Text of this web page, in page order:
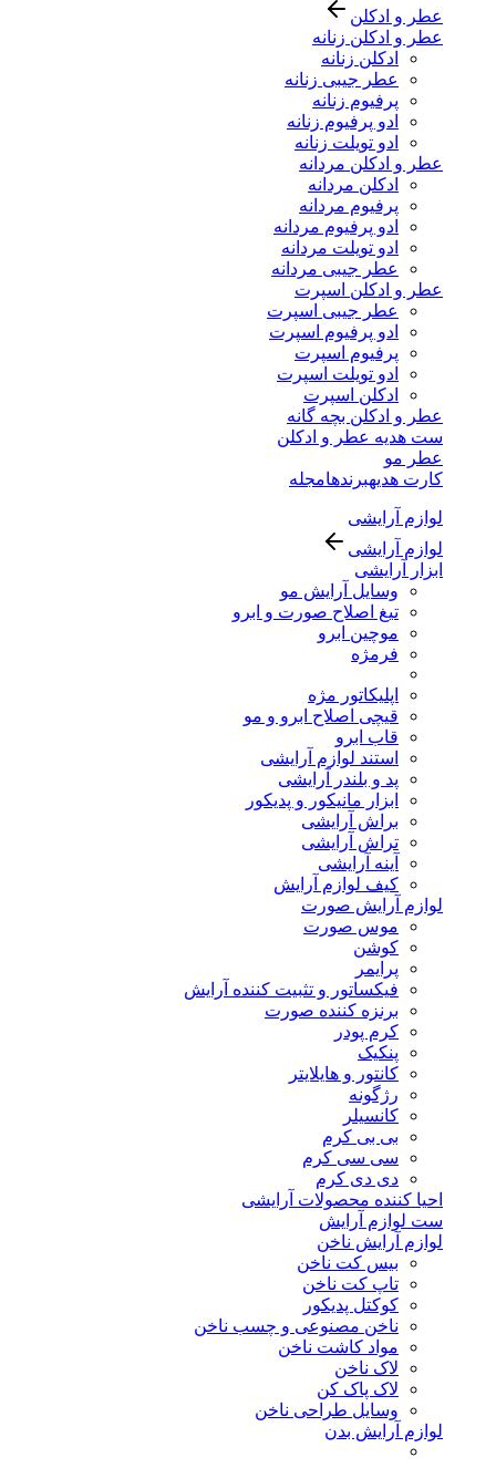
عطر و ادکلن
عطر و ادکلن زنانه
ادکلن زنانه
عطر جیبی زنانه
پرفیوم زنانه
ادو پرفیوم زنانه
ادو تویلت زنانه
عطر و ادکلن مردانه
ادکلن مردانه
پرفیوم مردانه
ادو پرفیوم مردانه
ادو تویلت مردانه
عطر جیبی مردانه
عطر و ادکلن اسپرت
عطر جیبی اسپرت
ادو پرفیوم اسپرت
پرفیوم اسپرت
ادو تویلت اسپرت
ادکلن اسپرت
عطر و ادکلن بچه گانه
ست هدیه عطر و ادکلن
عطر مو
کارت هدیهبرندهامجله
لوازم آرایشی
لوازم آرایشی
ابزار آرایشی
وسایل آرایش مو
تیغ اصلاح صورت و ابرو
موچین ابرو
فرمژه
اپلیکاتور مژه
قیچی اصلاح ابرو و مو
قاب ابرو
استند لوازم آرایشی
پد و بلندر آرایشی
ابزار مانیکور و پدیکور
براش آرایشی
تراش آرایشی
آینه آرایشی
کیف لوازم آرایش
لوازم آرایش صورت
موس صورت
کوشن
پرایمر
فیکساتور و تثبیت کننده آرایش
برنزه کننده صورت
کرم پودر
پنکیک
کانتور و هایلایتر
رژگونه
کانسیلر
بی بی کرم
سی سی کرم
دی دی کرم
احیا کننده محصولات آرایشی
ست لوازم آرایش
لوازم آرایش ناخن
بیس کت ناخن
تاپ کت ناخن
کوکتل پدیکور
ناخن مصنوعی و چسب ناخن
مواد کاشت ناخن
لاک ناخن
لاک پاک کن
وسایل طراحی ناخن
لوازم آرایش بدن